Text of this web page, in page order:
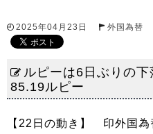
2025年04月23日 外国為替
ルピーは6日ぶりの
85.19ルピー
【22日の動き】 印外国